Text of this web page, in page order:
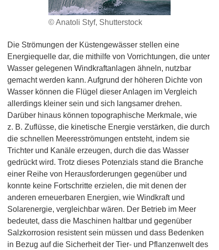
© Anatoli Styf, Shutterstock
Die Strömungen der Küstengewässer stellen eine
Energiequelle dar, die mithilfe von Vorrichtungen, die unter
Wasser gelegenen Windkraftanlagen ähneln, nutzbar
gemacht werden kann. Aufgrund der höheren Dichte von
Wasser können die Flügel dieser Anlagen im Vergleich
allerdings kleiner sein und sich langsamer drehen.
Darüber hinaus können topographische Merkmale, wie
z. B. Zuflüsse, die kinetische Energie verstärken, die durch
die schnellen Meeresströmungen entsteht, indem sie
Trichter und Kanäle erzeugen, durch die das Wasser
gedrückt wird. Trotz dieses Potenzials stand die Branche
einer Reihe von Herausforderungen gegenüber und
konnte keine Fortschritte erzielen, die mit denen der
anderen erneuerbaren Energien, wie Windkraft und
Solarenergie, vergleichbar wären. Der Betrieb im Meer
bedeutet, dass die Maschinen haltbar und gegenüber
Salzkorrosion resistent sein müssen und dass Bedenken
in Bezug auf die Sicherheit der Tier- und Pflanzenwelt des